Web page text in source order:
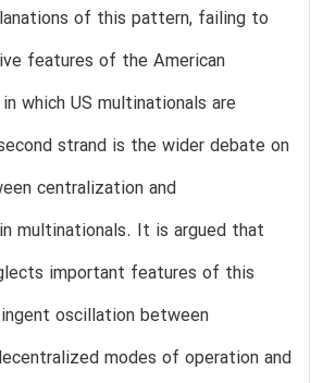
of this pattern, failing to
features of the American
which US multinationals are
strand is the wider debate on
centralization and
multinationals. It is argued that
important features of this
oscillation between
modes of operation and